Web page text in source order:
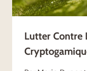
Lutter Contre